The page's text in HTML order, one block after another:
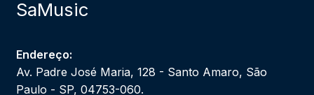
SaMusic
Endereço:
Av. Padre José Maria, 128 - Santo Amaro, São
Paulo - SP, 04753-060.